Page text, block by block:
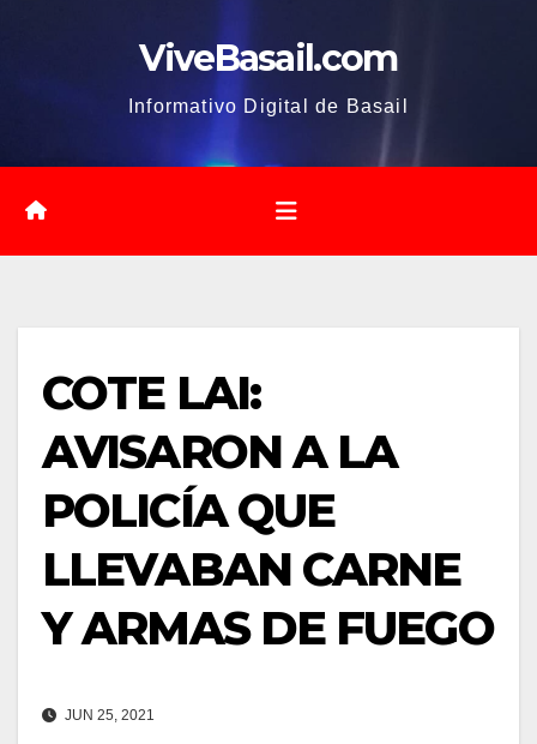
ViveBasail.com
Informativo Digital de Basail
COTE LAI:
AVISARON A LA
POLICÍA QUE
LLEVABAN CARNE
Y ARMAS DE FUEGO
JUN 25, 2021